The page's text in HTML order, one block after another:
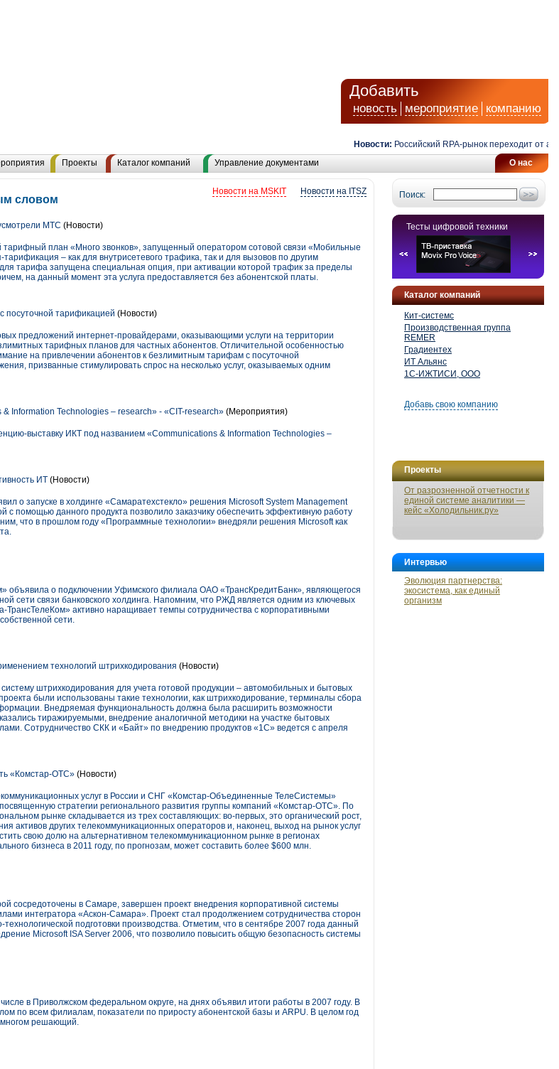
Добавить
новость мероприятие компанию
Новости: Российский RPA-рынок переходит от
О нас
Проекты Каталог компаний Управление документами
Поиск:
Тесты цифровой техники
Каталог компаний
Кит-системс
Производственная группа
REMER
Градиентех
ИТ Альянс
1С-ИЖТИСИ, ООО
Добавь свою компанию
Проекты
От разрозненной отчетности к
единой системе аналитики —
кейс «Холодильник.ру»
Интервью
Эволюция партнерства:
экосистема, как единый
организм
Новости на ITSZ
Новости на MSKIT
словом
МТС (Новости)
тарифный план «Много звонков», запущенный оператором сотовой связи «Мобильные
– как для внутрисетевого трафика, так и для вызовов по другим
тарифа запущена специальная опция, при активации которой трафик за пределы
на данный момент эта услуга предоставляется без абонентской платы.
тарификацией (Новости)
предложений интернет-провайдерами, оказывающими услуги на территории
тарифных планов для частных абонентов. Отличительной особенностью
на привлечении абонентов к безлимитным тарифам с посуточной
призванные стимулировать спрос на несколько услуг, оказываемых одним
Information Technologies – research» - «СIT-research» (Мероприятия)
выставку ИКТ под названием «Communications & Information Technologies –
ИТ (Новости)
о запуске в холдинге «Самаратехстекло» решения Microsoft System Management
помощью данного продукта позволило заказчику обеспечить эффективную работу
что в прошлом году «Программные технологии» внедряли решения Microsoft как
объявила о подключении Уфимского филиала ОАО «ТрансКредитБанк», являющегося
сети связи банковского холдинга. Напомним, что РЖД является одним из ключевых
активно наращивает темпы сотрудничества с корпоративными
сети.
технологий штрихкодирования (Новости)
штрихкодирования для учета готовой продукции – автомобильных и бытовых
были использованы такие технологии, как штрихкодирование, терминалы сбора
Внедряемая функциональность должна была расширить возможности
тиражируемыми, внедрение аналогичной методики на участке бытовых
Сотрудничество СКК и «Байт» по внедрению продуктов «1С» ведется с апреля
«Комстар-ОТС» (Новости)
услуг в России и СНГ «Комстар-Объединенные ТелеСистемы»
стратегии регионального развития группы компаний «Комстар-ОТС». По
рынке складывается из трех составляющих: во-первых, это органический рост,
активов других телекоммуникационных операторов и, наконец, выход на рынок услуг
свою долю на альтернативном телекоммуникационном рынке в регионах
бизнеса в 2011 году, по прогнозам, может составить более $600 млн.
сосредоточены в Самаре, завершен проект внедрения корпоративной системы
интегратора «Аскон-Самара». Проект стал продолжением сотрудничества сторон
подготовки производства. Отметим, что в сентябре 2007 года данный
Microsoft ISA Server 2006, что позволило повысить общую безопасность системы
в Приволжском федеральном округе, на днях объявил итоги работы в 2007 году. В
по всем филиалам, показатели по приросту абонентской базы и ARPU. В целом год
многом решающий.